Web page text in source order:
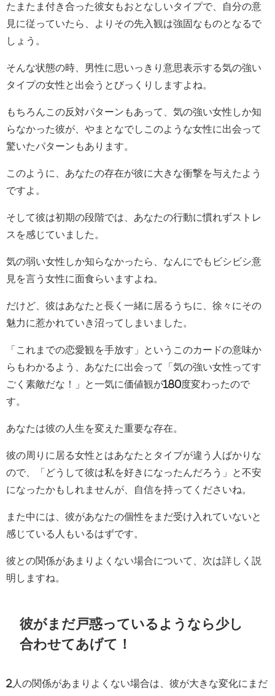
たまたま付き合った彼女もおとなしいタイプで、自分の意
見に従っていたら、よりその先入観は強固なものとなるで
しょう。
そんな状態の時、男性に思いっきり意思表示する気の強い
タイプの女性と出会うとびっくりしますよね。
もちろんこの反対パターンもあって、気の強い女性しか知
らなかった彼が、やまとなでしこのような女性に出会って
驚いたパターンもあります。
このように、あなたの存在が彼に大きな衝撃を与えたよう
ですよ。
そして彼は初期の段階では、あなたの行動に慣れずストレ
スを感じていました。
気の弱い女性しか知らなかったら、なんにでもビシビシ意
見を言う女性に面食らいますよね。
だけど、彼はあなたと長く一緒に居るうちに、徐々にその
魅力に惹かれていき沼ってしまいました。
「これまでの恋愛観を手放す」というこのカードの意味か
らもわかるよう、あなたに出会って「気の強い女性ってす
ごく素敵だな！」と一気に価値観が180度変わったので
す。
あなたは彼の人生を変えた重要な存在。
彼の周りに居る女性とはあなたとタイプが違う人ばかりな
ので、「どうして彼は私を好きになったんだろう」と不安
になったかもしれませんが、自信を持ってくださいね。
また中には、彼があなたの個性をまだ受け入れていないと
感じている人もいるはずです。
彼との関係があまりよくない場合について、次は詳しく説
明しますね。
彼がまだ戸惑っているようなら少し
合わせてあげて！
2人の関係があまりよくない場合は、彼が大きな変化にまだ